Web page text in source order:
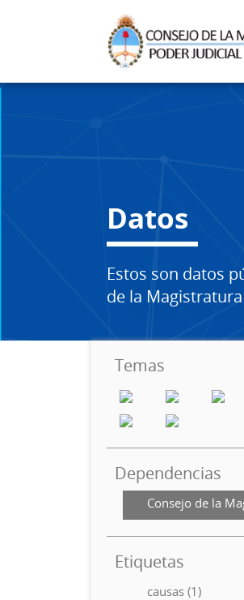
Datos
Estos son datos
de la
Temas
Dependencias
Consejo de la
Etiquetas
causas (1)